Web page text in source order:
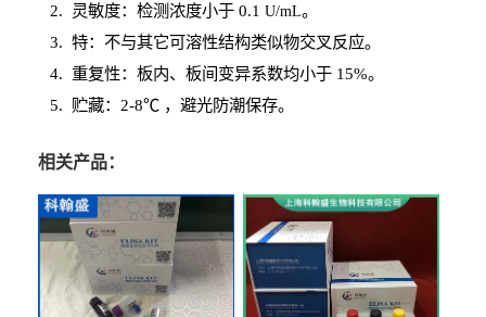
2. 灵敏度：检测浓度小于0.1 U/mL。
3. 特：不与其它可溶性结构类似物交叉反应。
4. 重复性：板内、板间变异系数均小于15%。
5. 贮藏：2-8℃ ，避光防潮保存。
相关产品：